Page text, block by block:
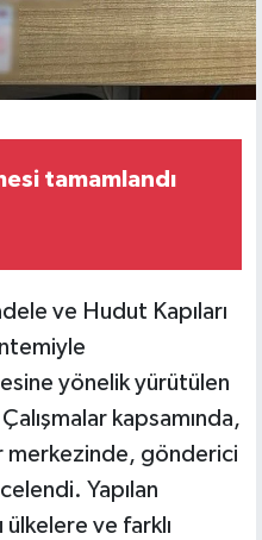
tamamlandı
ve Hudut Kapıları
yönelik yürütülen
kapsamında,
merkezinde, gönderici
Yapılan
ve farklı